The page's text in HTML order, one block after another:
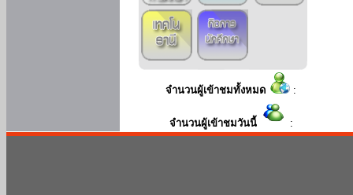
จำนวนผู้เข้าชมทั้งหมด :
จำนวนผู้เข้าชมวันนี้ :